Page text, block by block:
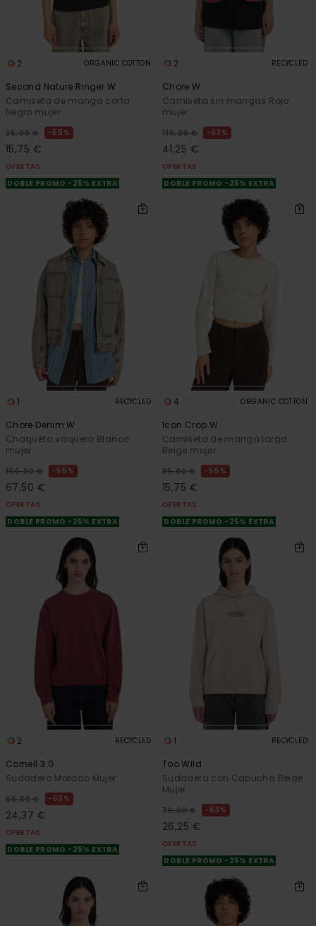
2 ORGANIC COTTON
Second Nature Ringer W
Camiseta de manga corta
Negro mujer
35,00 € 55%
15,75 €
OFERTAS
DOBLE PROMO -25% EXTRA
2 RECYCLED
Chore W
Camiseta sin mangas Rojo
mujer
110,00 € 63%
41,25 €
OFERTAS
DOBLE PROMO -25% EXTRA
1 RECYCLED
Chore Denim W
Chaqueta vaquera Blanco
mujer
150,00 € 55%
67,50 €
OFERTAS
DOBLE PROMO -25% EXTRA
4 ORGANIC COTTON
Icon Crop W
Camiseta de manga larga
Beige mujer
35,00 € 55%
15,75 €
OFERTAS
DOBLE PROMO -25% EXTRA
2 RECYCLED
Cornell 3.0
Sudadera Morado Mujer
65,00 € 63%
24,37 €
OFERTAS
DOBLE PROMO -25% EXTRA
1 RECYCLED
Too Wild
Sudadera con Capucha Beige
Mujer
70,00 € 63%
26,25 €
OFERTAS
DOBLE PROMO -25% EXTRA